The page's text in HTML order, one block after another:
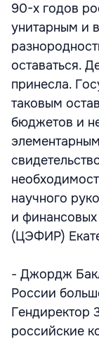
90-х годов
унитарным и
оставаться.
принесла.
таковым
бюджетов и
научного
и
(ЦЭФИР)
- Джордж
России
Гендиректор
российские